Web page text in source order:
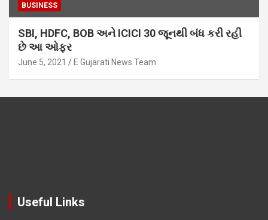
BUSINESS
SBI, HDFC, BOB અને ICICI 30 જૂનથી બંધ કરી રહી
છે આ ઓફર
June 5, 2021 E Gujarati News Team
Useful Links